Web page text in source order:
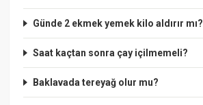
Günde 2 ekmek yemek kilo aldırır mı?
Saat kaçtan sonra çay içilmemeli?
Baklavada tereyağ olur mu?